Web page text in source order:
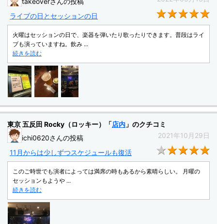
ライブの日とセッションの日
火曜はセッションの日で、楽器を弾いたり歌ったりできます。普段はライ
ブも演っていますね。飲み ...
続きを読む
東京 五反田 Rocky（ロッキー）「店内 」のクチコミ
ichi0620さんの投稿
2021年10月29日
11月からは少しずつスケジュールも復活
このご時世でも演者によっては満席の時もあるから素晴らしい。 月曜の
セッションもようや ...
続きを読む